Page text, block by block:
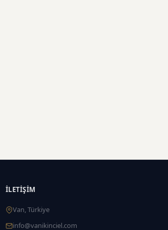
İLETIŞIM
Van, Türkiye
info@vanikinciel.com